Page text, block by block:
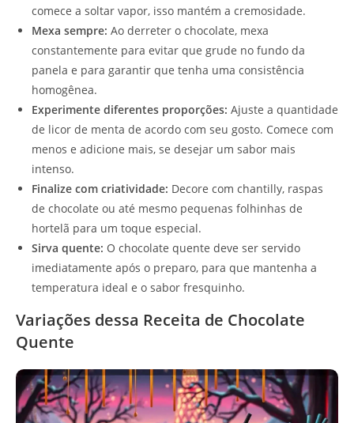
comece a soltar vapor, isso mantém a cremosidade.
Mexa sempre: Ao derreter o chocolate, mexa
constantemente para evitar que grude no fundo da
panela e para garantir que tenha uma consistência
homogênea.
Experimente diferentes proporções: Ajuste a quantidade
de licor de menta de acordo com seu gosto. Comece com
menos e adicione mais, se desejar um sabor mais
intenso.
Finalize com criatividade: Decore com chantilly, raspas
de chocolate ou até mesmo pequenas folhinhas de
hortelã para um toque especial.
Sirva quente: O chocolate quente deve ser servido
imediatamente após o preparo, para que mantenha a
temperatura ideal e o sabor fresquinho.
Variações dessa Receita de Chocolate
Quente